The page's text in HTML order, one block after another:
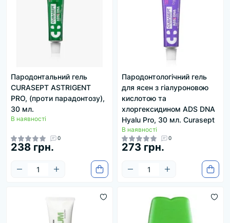
Пародонтальний гель
CURASEPT ASTRIGENT
PRO, (проти парадонтозу),
30 мл.
В наявності
0
238 грн.
Пародонтологічний гель
для ясен з гіалуроновою
кислотою та
хлоргексидином ADS DNA
Hyalu Pro, 30 мл. Curasept
В наявності
0
273 грн.